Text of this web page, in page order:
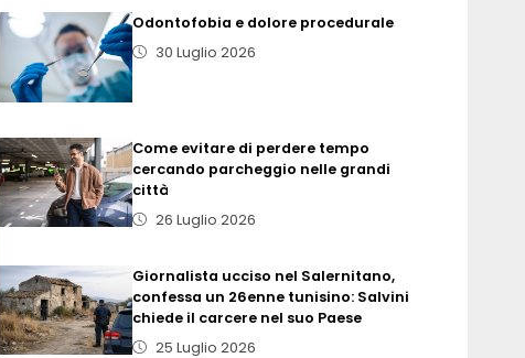
Odontofobia e dolore procedurale
30 Luglio 2026
Come evitare di perdere tempo
cercando parcheggio nelle grandi
città
26 Luglio 2026
Giornalista ucciso nel Salernitano,
confessa un 26enne tunisino: Salvini
chiede il carcere nel suo Paese
25 Luglio 2026